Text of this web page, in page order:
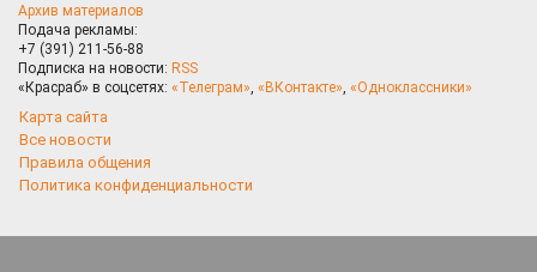
Архив материалов
Подача рекламы:
+7 (391) 211-56-88
Подписка на новости: RSS
«Красраб» в соцсетях: «Телеграм», «ВКонтакте», «Одноклассники»
Карта сайта
Все новости
Правила общения
Политика конфиденциальности